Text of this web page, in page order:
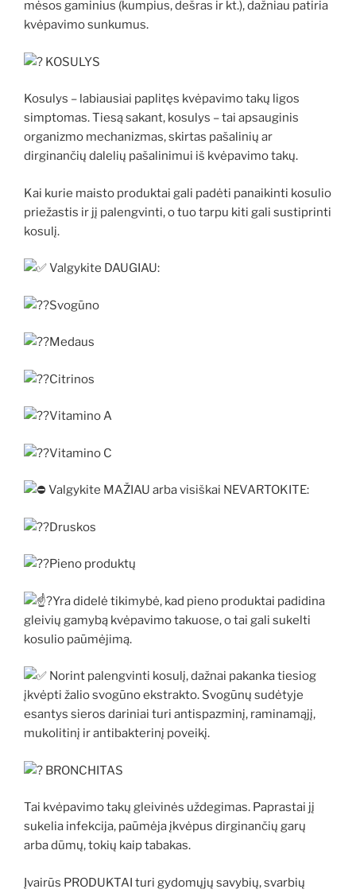
mėsos gaminius (kumpius, dešras ir kt.), dažniau patiria
kvėpavimo sunkumus.
KOSULYS
Kosulys – labiausiai paplitęs kvėpavimo takų ligos
simptomas. Tiesą sakant, kosulys – tai apsauginis
organizmo mechanizmas, skirtas pašalinių ar
dirginančių dalelių pašalinimui iš kvėpavimo takų.
Kai kurie maisto produktai gali padėti panaikinti kosulio
priežastis ir jį palengvinti, o tuo tarpu kiti gali sustiprinti
kosulį.
Valgykite DAUGIAU:
Svogūno
Medaus
Citrinos
Vitamino A
Vitamino C
Valgykite MAŽIAU arba visiškai NEVARTOKITE:
Druskos
Pieno produktų
Yra didelė tikimybė, kad pieno produktai padidina
gleivių gamybą kvėpavimo takuose, o tai gali sukelti
kosulio paūmėjimą.
Norint palengvinti kosulį, dažnai pakanka tiesiog
įkvėpti žalio svogūno ekstrakto. Svogūnų sudėtyje
esantys sieros dariniai turi antispazminį, raminamąjį,
mukolitinį ir antibakterinį poveikį.
BRONCHITAS
Tai kvėpavimo takų gleivinės uždegimas. Paprastai jį
sukelia infekcija, paūmėja įkvėpus dirginančių garų
arba dūmų, tokių kaip tabakas.
Įvairūs PRODUKTAI turi gydomųjų savybių, svarbių